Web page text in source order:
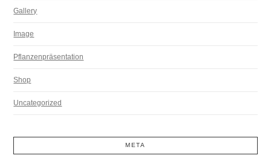
Gallery
Image
Pflanzenpräsentation
Shop
Uncategorized
META